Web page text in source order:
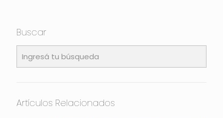
Buscar
Artículos Relacionados